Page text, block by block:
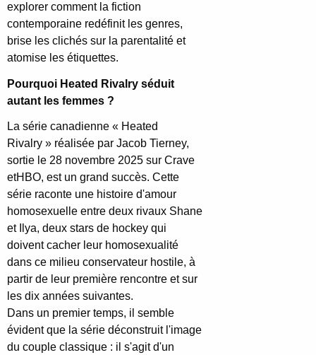
explorer comment la fiction
contemporaine redéfinit les genres,
brise les clichés sur la parentalité et
atomise les étiquettes.
Pourquoi Heated Rivalry séduit
autant les femmes ?
La série canadienne « Heated
Rivalry » réalisée par Jacob Tierney,
sortie le 28 novembre 2025 sur Crave
etHBO, est un grand succès. Cette
série raconte une histoire d'amour
homosexuelle entre deux rivaux Shane
et Ilya, deux stars de hockey qui
doivent cacher leur homosexualité
dans ce milieu conservateur hostile, à
partir de leur première rencontre et sur
les dix années suivantes.
Dans un premier temps, il semble
évident que la série déconstruit l'image
du couple classique : il s'agit d'un